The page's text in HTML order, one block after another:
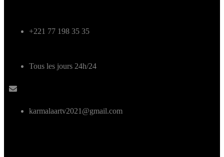
+221 77 198 35 35
Tous les jours 24h/24
karmalaartv2021@gmail.com